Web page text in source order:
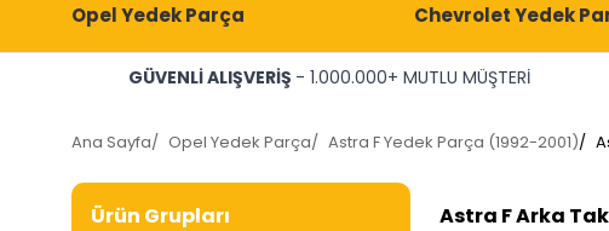
Opel Yedek Parça Chevrolet Yedek
GÜVENLİ ALIŞVERİŞ - 1.000.000+ MUTLU MÜŞTERİ
Ana Sayfa/ Opel Yedek Parça/ Astra F Yedek Parça (1992-2001)/
Ürün Grupları Astra F Arka